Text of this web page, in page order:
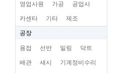
영업사원 가공 공업사
카센타 기타 제조
공장
용접 선반 밀링 닥트
배관 새시 기계정비수리